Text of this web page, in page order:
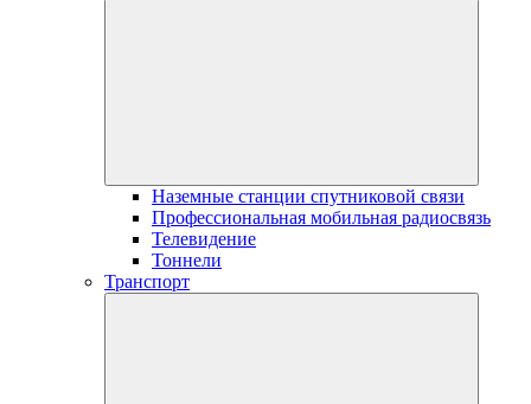
Наземные станции спутниковой связи
Профессиональная мобильная радиосвязь
Телевидение
Тоннели
Транспорт